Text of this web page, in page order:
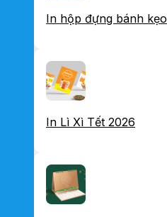
In hộp đựng bánh kẹo
In Lì Xì Tết 2026